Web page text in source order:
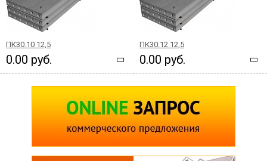
ПК30.10 12,5
0.00 руб.
ПК30.12 12,5
0.00 руб.